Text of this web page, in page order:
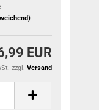
EUR
zzgl. Versand